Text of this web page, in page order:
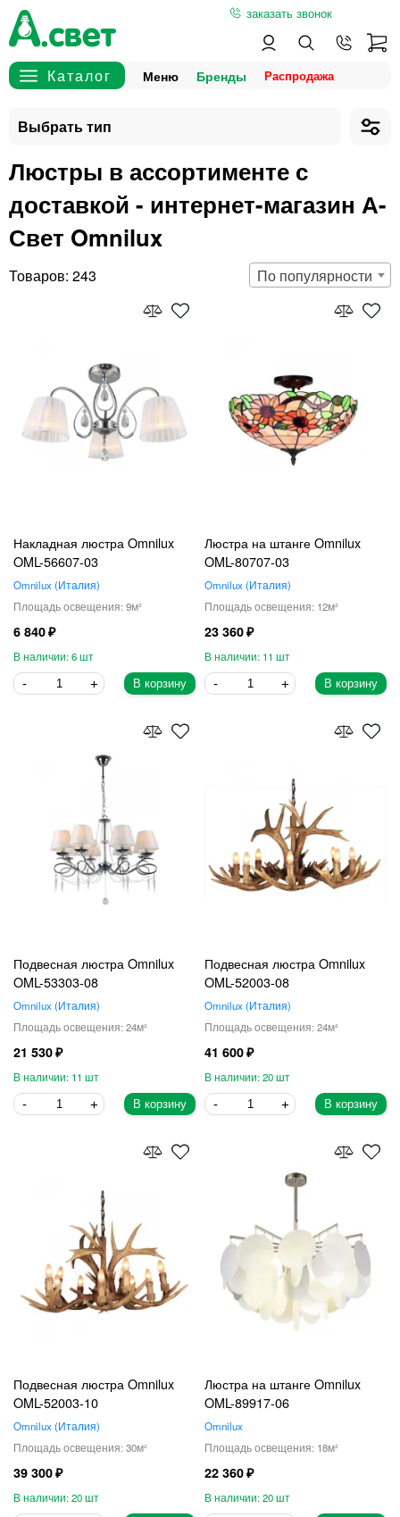
заказать звонок
Меню Бренды
Люстры в ассортименте с
доставкой - интернет-магазин А-
Свет Omnilux
243 По популярности
Накладная люстра Omnilux
OML-56607-03
Omnilux Италия
9
6 840
6
В корзину
Люстра на штанге Omnilux
OML-80707-03
Omnilux Италия
12
23 360
11
В корзину
Подвесная люстра Omnilux
OML-53303-08
Omnilux Италия
24
21 530
11
В корзину
Подвесная люстра Omnilux
OML-52003-08
Omnilux Италия
24
41 600
20
В корзину
Подвесная люстра Omnilux
OML-52003-10
Omnilux Италия
30
39 300
20
Люстра на штанге Omnilux
OML-89917-06
Omnilux
18
22 360
20